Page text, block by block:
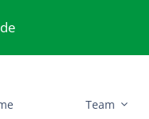
Team